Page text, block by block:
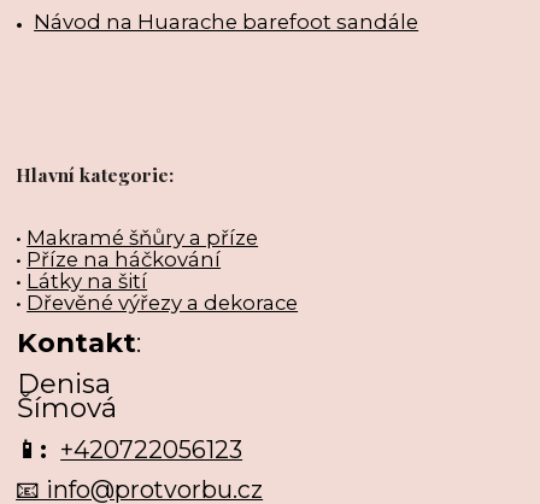
Návod na Huarache barefoot sandále
Hlavní kategorie:
• Makramé šňůry a příze
• Příze na háčkování
• Látky na šití
• Dřevěné výřezy a dekorace
Kontakt:
Denisa
Šímová
📱: +420722056123
📧 info@protvorbu.cz